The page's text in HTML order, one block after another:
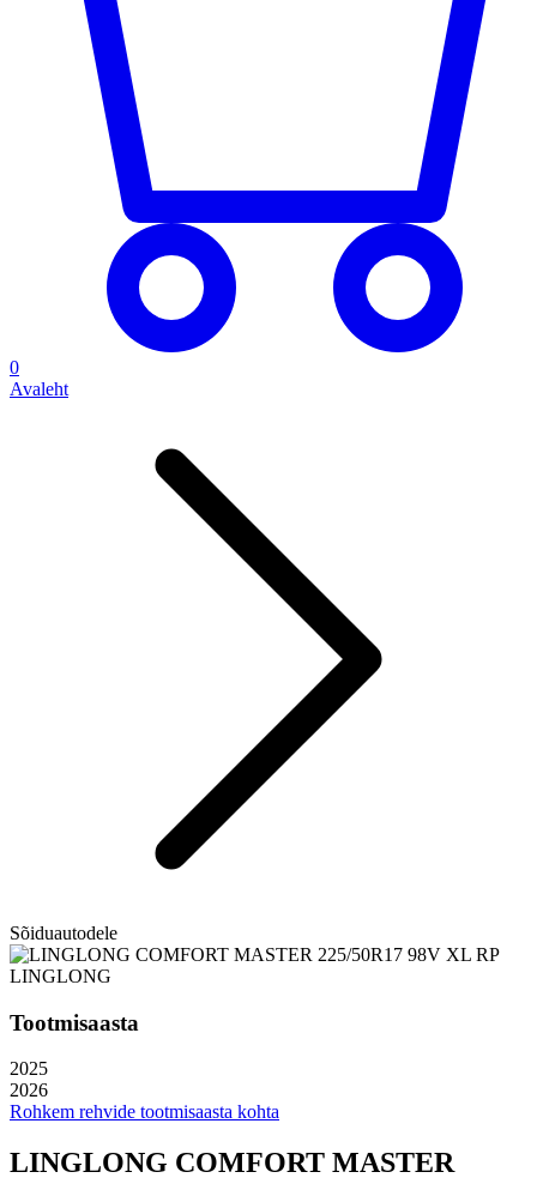
0
Avaleht
Sõiduautodele
LINGLONG
Tootmisaasta
2025
2026
Rohkem rehvide tootmisaasta kohta
LINGLONG COMFORT MASTER